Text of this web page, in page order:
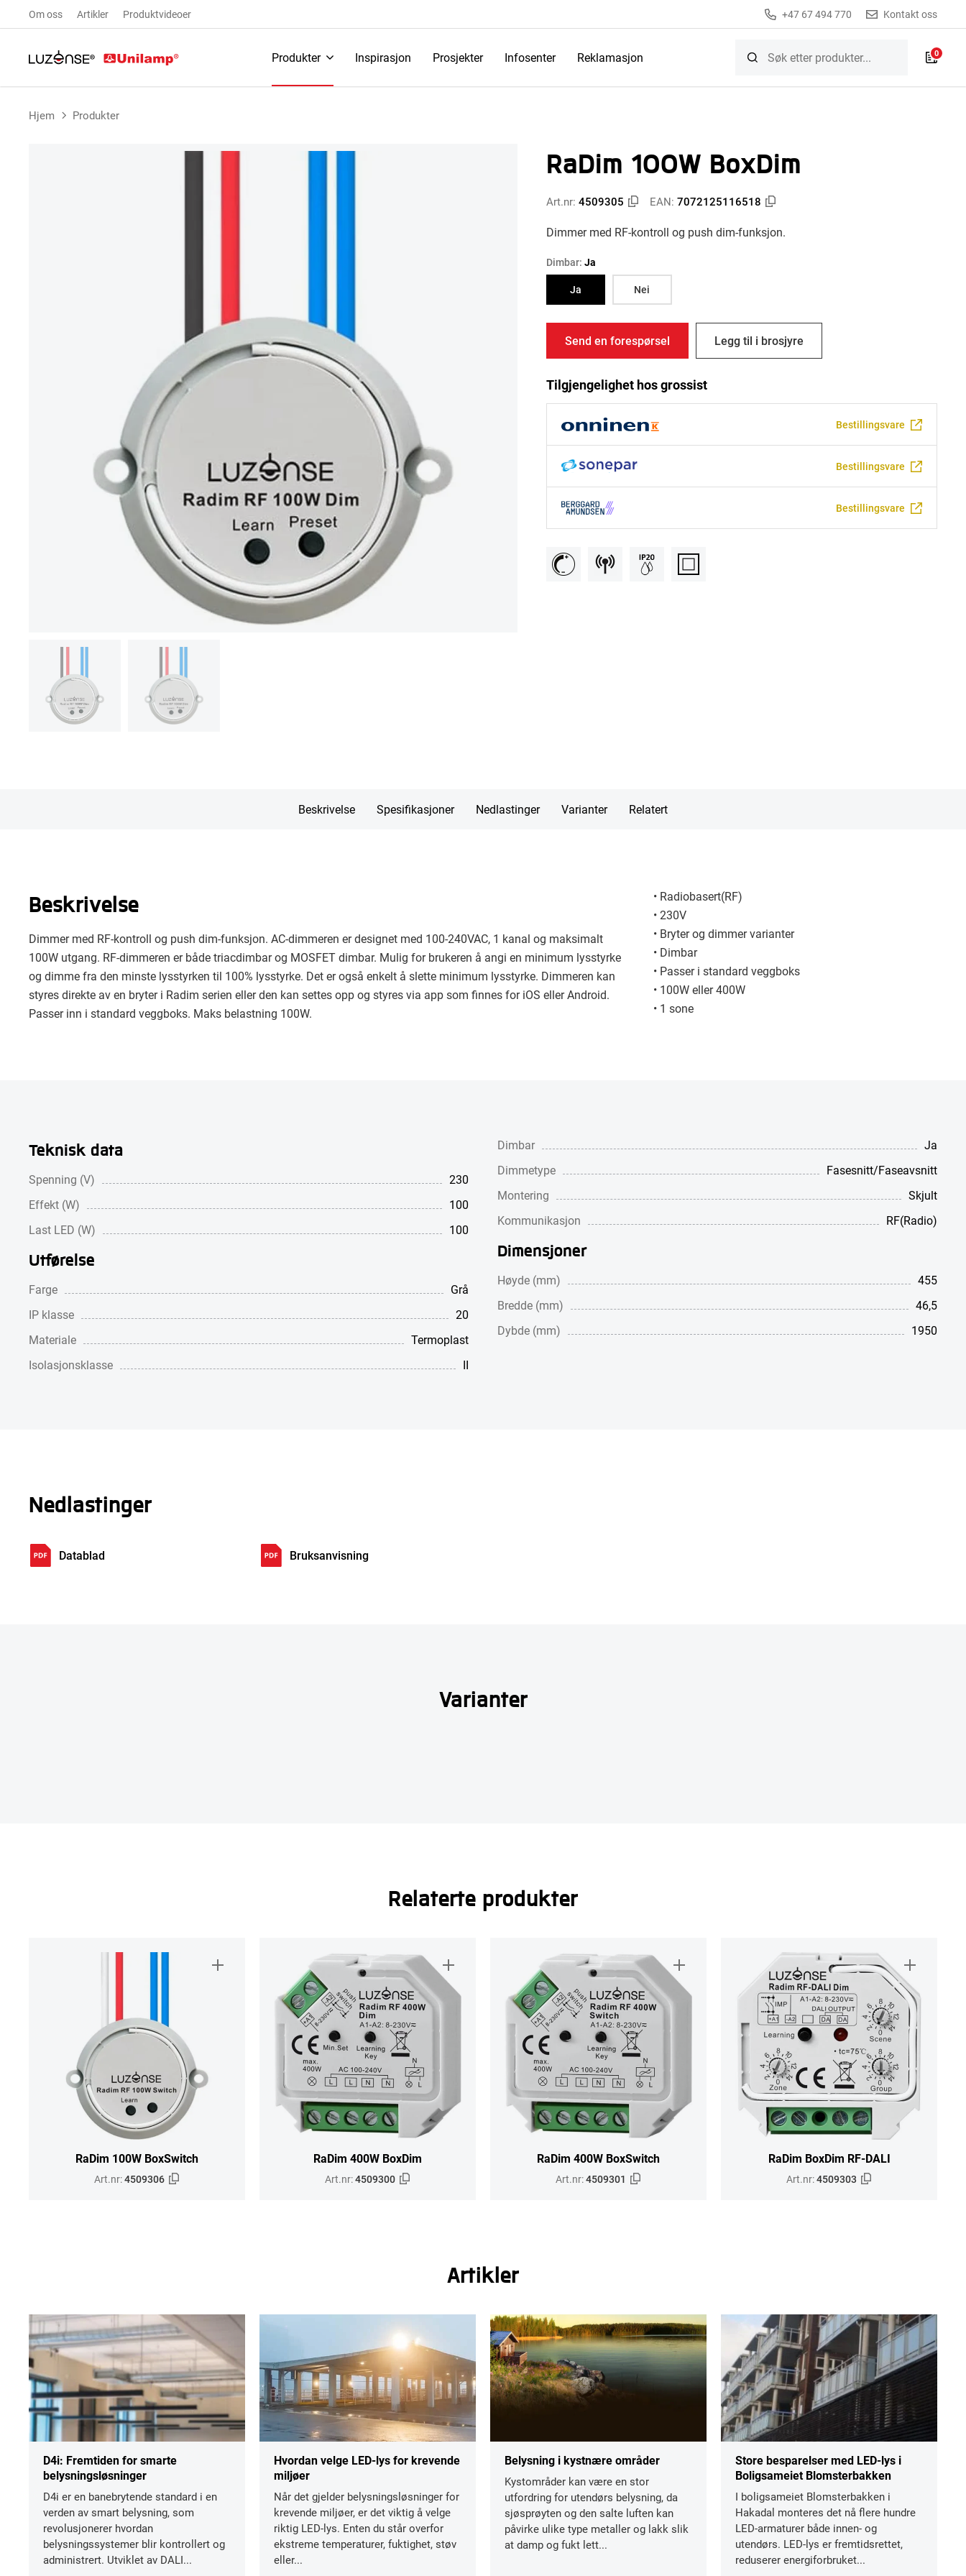
Om oss Artikler Produktvideoer +47 67 494 770 Kontakt oss
Produkter Inspirasjon Prosjekter Infosenter Reklamasjon 0
Hjem Produkter
RaDim 100W BoxDim
Art.nr: 4509305 EAN: 7072125116518
Dimmer med RF-kontroll og push dim-funksjon.
Dimbar: Ja
Ja
Nei
Send en forespørsel Legg til i brosjyre
Tilgjengelighet hos grossist
Bestillingsvare
Bestillingsvare
Bestillingsvare
Beskrivelse Spesifikasjoner Nedlastinger Varianter Relatert
Beskrivelse
Dimmer med RF-kontroll og push dim-funksjon. AC-dimmeren er designet med 100-240VAC, 1 kanal og maksimalt
100W utgang. RF-dimmeren er både triacdimbar og MOSFET dimbar. Mulig for brukeren å angi en minimum lysstyrke
og dimme fra den minste lysstyrken til 100% lysstyrke. Det er også enkelt å slette minimum lysstyrke. Dimmeren kan
styres direkte av en bryter i Radim serien eller den kan settes opp og styres via app som finnes for iOS eller Android.
Passer inn i standard veggboks. Maks belastning 100W.
• Radiobasert(RF)
• 230V
• Bryter og dimmer varianter
• Dimbar
• Passer i standard veggboks
• 100W eller 400W
• 1 sone
Teknisk data
Spenning (V)
230
Effekt (W)
100
Last LED (W)
100
Utførelse
Farge
Grå
IP klasse
20
Materiale
Termoplast
Isolasjonsklasse
II
Dimbar
Ja
Dimmetype
Fasesnitt/Faseavsnitt
Montering
Skjult
Kommunikasjon
RF(Radio)
Dimensjoner
Høyde (mm)
455
Bredde (mm)
46,5
Dybde (mm)
1950
Nedlastinger
Datablad Bruksanvisning
Varianter
Relaterte produkter
RaDim 100W BoxSwitch
Art.nr:4509306
RaDim 400W BoxDim
Art.nr:4509300
RaDim 400W BoxSwitch
Art.nr:4509301
RaDim BoxDim RF-DALI
Art.nr:4509303
Artikler
D4i: Fremtiden for smarte
belysningsløsninger
D4i er en banebrytende standard i en
verden av smart belysning, som
revolusjonerer hvordan
belysningssystemer blir kontrollert og
administrert. Utviklet av DALI...
Hvordan velge LED-lys for krevende
miljøer
Når det gjelder belysningsløsninger for
krevende miljøer, er det viktig å velge
riktig LED-lys. Enten du står overfor
ekstreme temperaturer, fuktighet, støv
eller...
Belysning i kystnære områder
Kystområder kan være en stor
utfordring for utendørs belysning, da
sjøsprøyten og den salte luften kan
påvirke ulike type metaller og lakk slik
at damp og fukt lett...
Store besparelser med LED-lys i
Boligsameiet Blomsterbakken
I boligsameiet Blomsterbakken i
Hakadal monteres det nå flere hundre
LED-armaturer både innen- og
utendørs. LED-lys er fremtidsrettet,
reduserer energiforbruket...